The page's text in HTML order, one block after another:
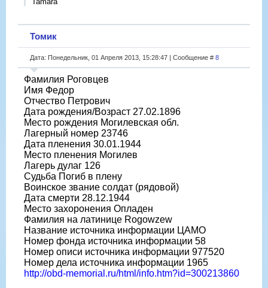
Томик
Дата: Понедельник, 01 Апреля 2013, 15:28:47 | Сообщение # 8
Фамилия Роговцев
Имя Федор
Отчество Петрович
Дата рождения/Возраст 27.02.1896
Место рождения Могилевская обл.
Лагерный номер 23746
Дата пленения 30.01.1944
Место пленения Могилев
Лагерь дулаг 126
Судьба Погиб в плену
Воинское звание солдат (рядовой)
Дата смерти 28.12.1944
Место захоронения Опладен
Фамилия на латинице Rogowzew
Название источника информации ЦАМО
Номер фонда источника информации 58
Номер описи источника информации 977520
Номер дела источника информации 1965
http://obd-memorial.ru/html/info.htm?id=300213860